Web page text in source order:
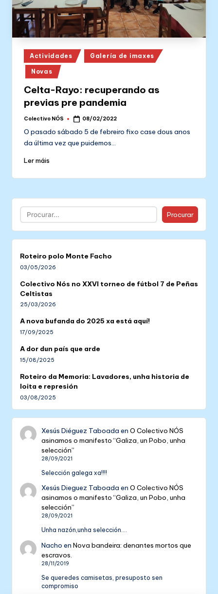
Posted
in
Actividades Galería de imaxes
Novas
Celta-Rayo: recuperando as
previas pre pandemia
Posted
Colectivo NÓS 08/02/2022
O pasado sábado 5 de febreiro fixo case dous anos
da última vez que puidemos…
Ler máis
Buscar Procurar
Roteiro polo Monte Facho
03/05/2026
Colectivo Nós no XXVI torneo de fútbol 7 de Peñas
Celtistas
25/03/2026
A nova bufanda do 2025 xa está aquí!
17/09/2025
A dor dun país que arde
15/08/2025
Roteiro da Memoria: Lavadores, unha historia de
loita e represión
03/08/2025
Xesús Diéguez Taboada enO Colectivo NÓS
asinamos o manifesto “Galiza, un Pobo, unha
selección”
28/09/2021
Selección galega xa!!!!
Xesús Dieguez Taboada enO Colectivo NÓS
asinamos o manifesto “Galiza, un Pobo, unha
selección”
28/09/2021
Unha nazón,unha selección....
Nacho enNova bandeira: denantes mortos que
escravos.
28/11/2019
Se queredes camisetas, presuposto sen
compromiso